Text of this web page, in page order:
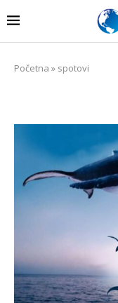
Početna » spotovi